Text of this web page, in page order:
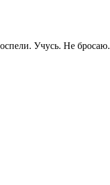
Учусь. Не бросаю.